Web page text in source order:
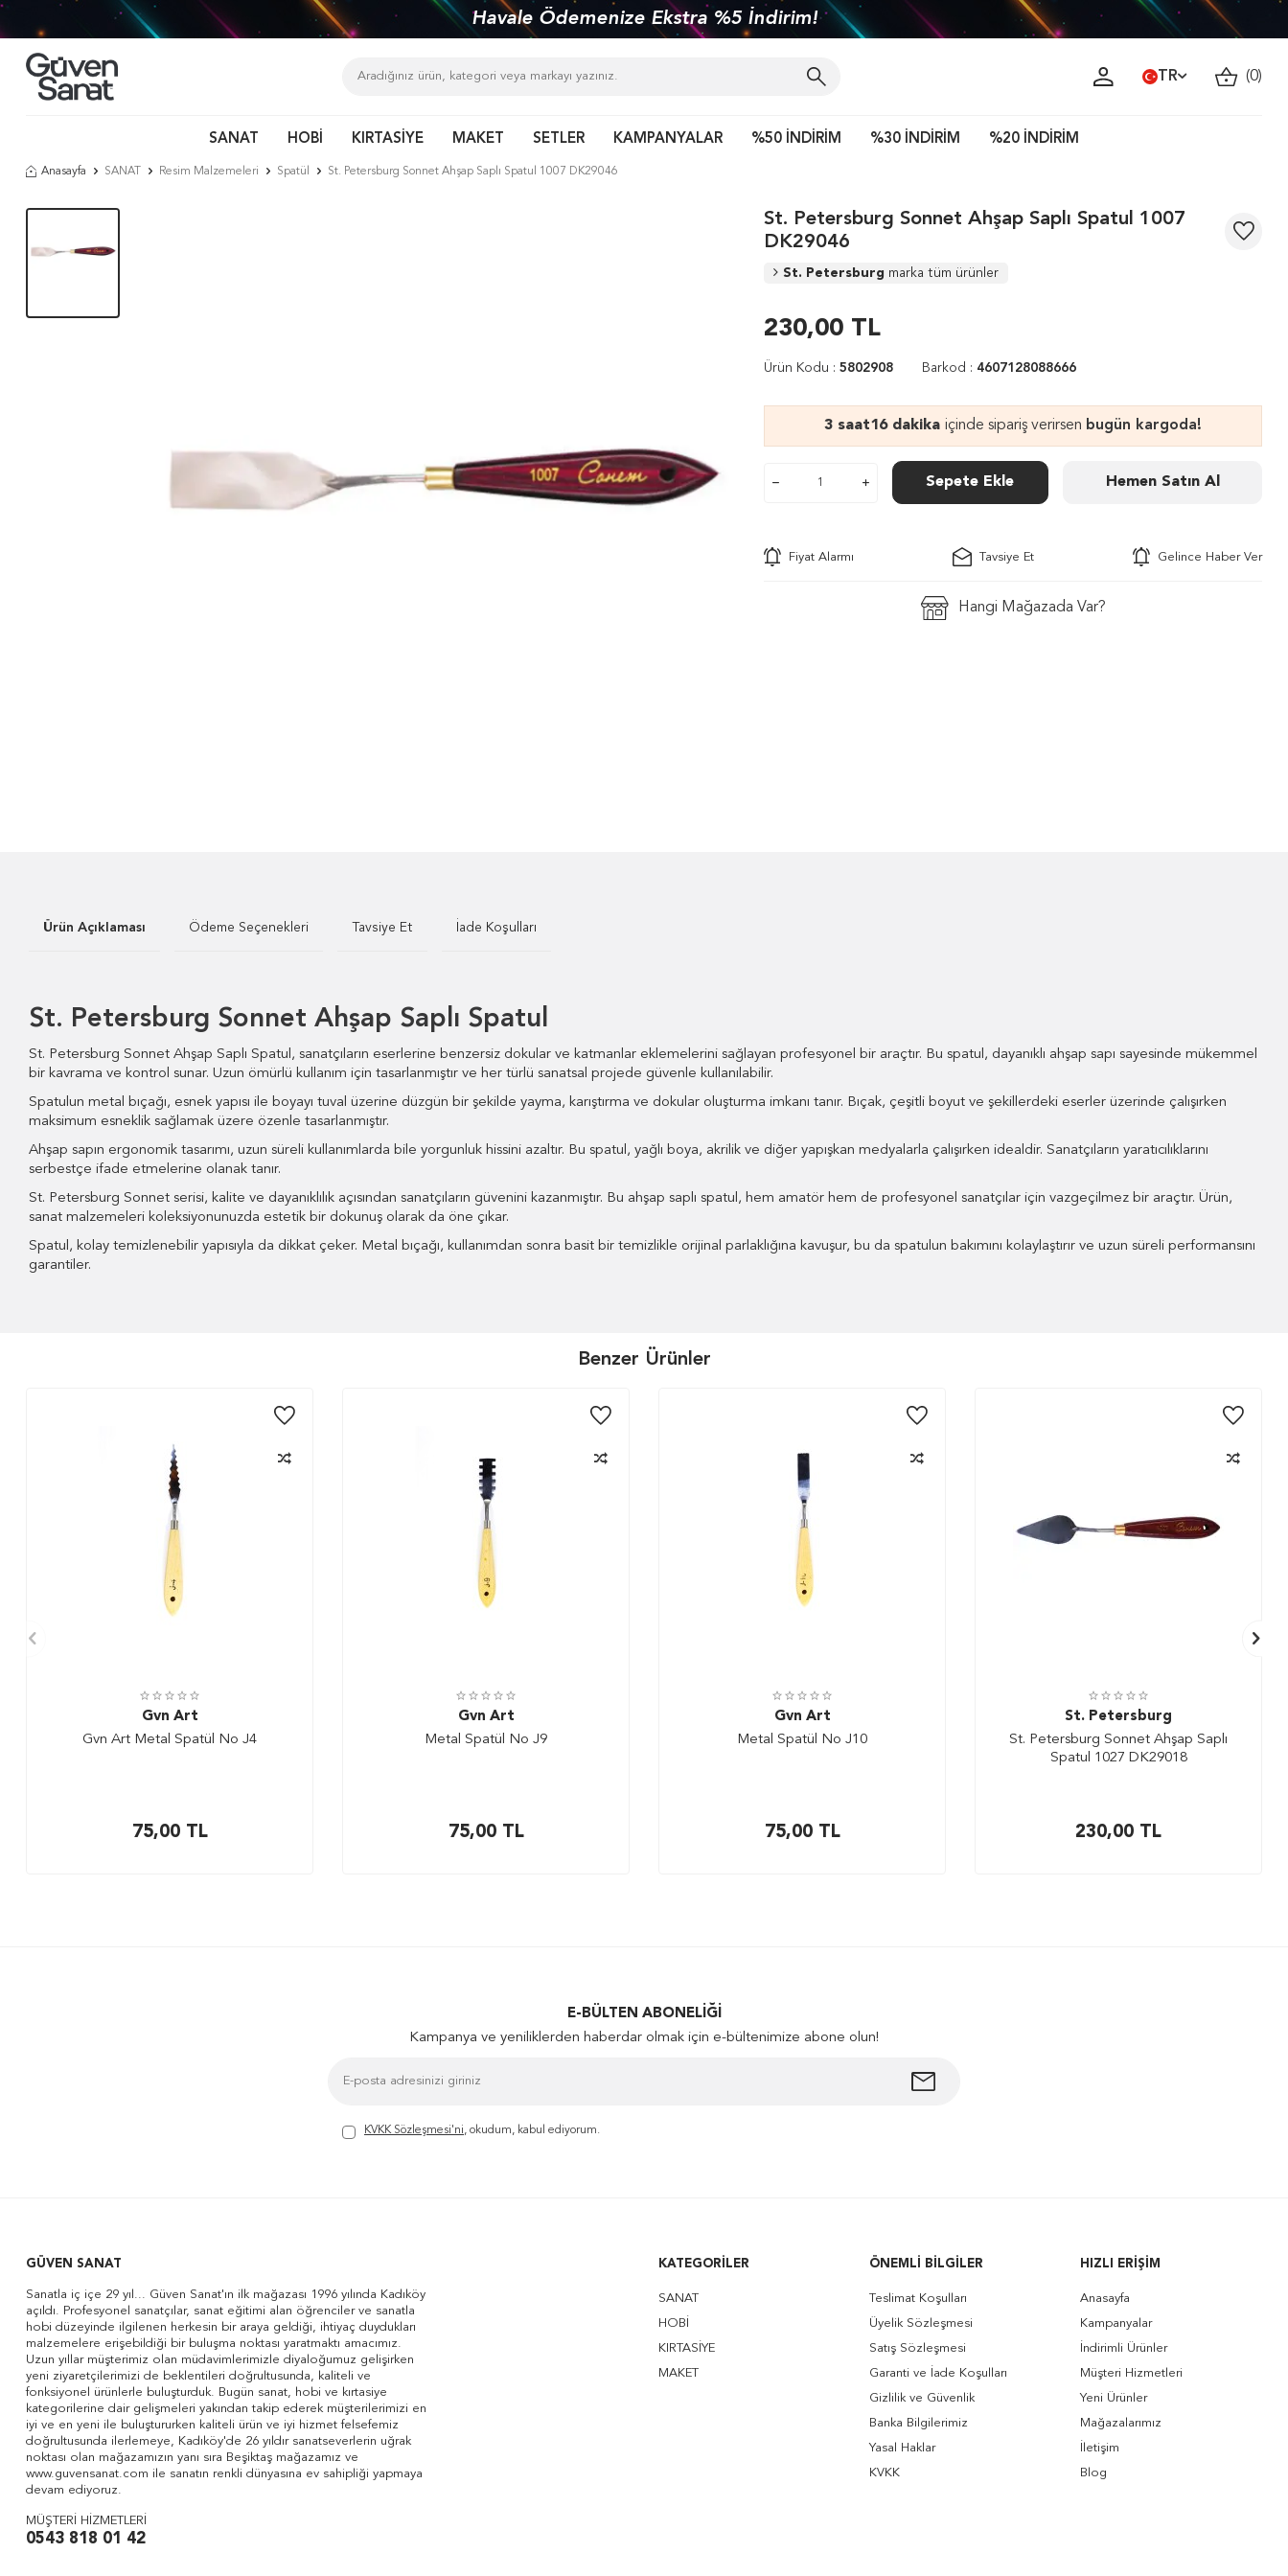
Havale Ödemenize Ekstra %5 İndirim!
TR (0)
SANAT HOBİ KIRTASİYE MAKET SETLER KAMPANYALAR %50 İNDİRİM %30 İNDİRİM %20 İNDİRİM
Anasayfa SANAT Resim Malzemeleri Spatül St. Petersburg Sonnet Ahşap Saplı Spatul 1007 DK29046
St. Petersburg Sonnet Ahşap Saplı Spatul 1007
DK29046
St. Petersburg marka tüm ürünler
230,00 TL
Ürün Kodu : 5802908 Barkod : 4607128088666
3 saat16 dakika içinde sipariş verirsen bugün kargoda!
Sepete Ekle Hemen Satın Al
Fiyat Alarmı Tavsiye Et Gelince Haber Ver
Hangi Mağazada Var?
Ürün Açıklaması Ödeme Seçenekleri Tavsiye Et İade Koşulları
St. Petersburg Sonnet Ahşap Saplı Spatul
St. Petersburg Sonnet Ahşap Saplı Spatul, sanatçıların eserlerine benzersiz dokular ve katmanlar eklemelerini sağlayan profesyonel bir araçtır. Bu spatul, dayanıklı ahşap sapı sayesinde mükemmel
bir kavrama ve kontrol sunar. Uzun ömürlü kullanım için tasarlanmıştır ve her türlü sanatsal projede güvenle kullanılabilir.
Spatulun metal bıçağı, esnek yapısı ile boyayı tuval üzerine düzgün bir şekilde yayma, karıştırma ve dokular oluşturma imkanı tanır. Bıçak, çeşitli boyut ve şekillerdeki eserler üzerinde çalışırken
maksimum esneklik sağlamak üzere özenle tasarlanmıştır.
Ahşap sapın ergonomik tasarımı, uzun süreli kullanımlarda bile yorgunluk hissini azaltır. Bu spatul, yağlı boya, akrilik ve diğer yapışkan medyalarla çalışırken idealdir. Sanatçıların yaratıcılıklarını
serbestçe ifade etmelerine olanak tanır.
St. Petersburg Sonnet serisi, kalite ve dayanıklılık açısından sanatçıların güvenini kazanmıştır. Bu ahşap saplı spatul, hem amatör hem de profesyonel sanatçılar için vazgeçilmez bir araçtır. Ürün,
sanat malzemeleri koleksiyonunuzda estetik bir dokunuş olarak da öne çıkar.
Spatul, kolay temizlenebilir yapısıyla da dikkat çeker. Metal bıçağı, kullanımdan sonra basit bir temizlikle orijinal parlaklığına kavuşur, bu da spatulun bakımını kolaylaştırır ve uzun süreli performansını
garantiler.
Benzer Ürünler
Gvn Art
Gvn Art Metal Spatül No J4
75,00TL
Gvn Art
Metal Spatül No J9
75,00TL
Gvn Art
Metal Spatül No J10
75,00TL
St. Petersburg
St. Petersburg Sonnet Ahşap Saplı
Spatul 1027 DK29018
230,00 TL
E-BÜLTEN ABONELIĞI
Kampanya ve yeniliklerden haberdar olmak için e-bültenimize abone olun!
KVKK Sözleşmesi'ni, okudum, kabul ediyorum.
GÜVEN SANAT
Sanatla iç içe 29 yıl... Güven Sanat'ın ilk mağazası 1996 yılında Kadıköy
açıldı. Profesyonel sanatçılar, sanat eğitimi alan öğrenciler ve sanatla
hobi düzeyinde ilgilenen herkesin bir araya geldiği, ihtiyaç duydukları
malzemelere erişebildiği bir buluşma noktası yaratmaktı amacımız.
Uzun yıllar müşterimiz olan müdavimlerimizle diyaloğumuz gelişirken
yeni ziyaretçilerimizi de beklentileri doğrultusunda, kaliteli ve
fonksiyonel ürünlerle buluşturduk. Bugün sanat, hobi ve kırtasiye
kategorilerine dair gelişmeleri yakından takip ederek müşterilerimizi en
iyi ve en yeni ile buluştururken kaliteli ürün ve iyi hizmet felsefemiz
doğrultusunda ilerlemeye, Kadıköy'de 26 yıldır sanatseverlerin uğrak
noktası olan mağazamızın yanı sıra Beşiktaş mağazamız ve
www.guvensanat.com ile sanatın renkli dünyasına ev sahipliği yapmaya
devam ediyoruz.
MÜŞTERİ HİZMETLERİ
0543 818 01 42
KATEGORILER
SANAT
HOBİ
KIRTASİYE
MAKET
ÖNEMLI BILGILER
Teslimat Koşulları
Üyelik Sözleşmesi
Satış Sözleşmesi
Garanti ve İade Koşulları
Gizlilik ve Güvenlik
Banka Bilgilerimiz
Yasal Haklar
KVKK
HIZLI ERIŞIM
Anasayfa
Kampanyalar
İndirimli Ürünler
Müşteri Hizmetleri
Yeni Ürünler
Mağazalarımız
İletişim
Blog